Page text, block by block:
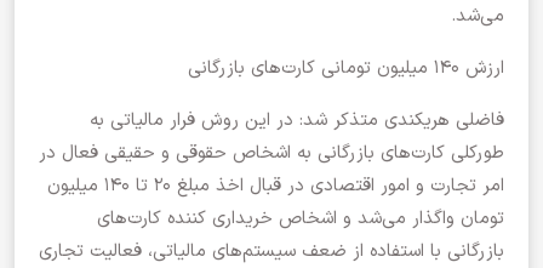
می‌شد.
ارزش ۱۴۰ میلیون تومانی کارت‌های بازرگانی
فاضلی هریکندی متذکر شد: در این روش فرار مالیاتی به
طورکلی کارت‌های بازرگانی به اشخاص حقوقی و حقیقی فعال در
امر تجارت و امور اقتصادی در قبال اخذ مبلغ ۲۰ تا ۱۴۰ میلیون
تومان واگذار می‌شد و اشخاص خریداری کننده کارت‌های
بازرگانی با استفاده از ضعف سیستم‌های مالیاتی، فعالیت تجاری